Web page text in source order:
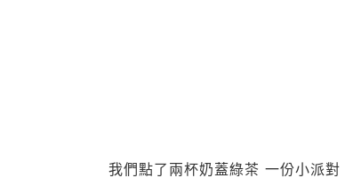
我們點了兩杯奶蓋綠茶 一份小派對